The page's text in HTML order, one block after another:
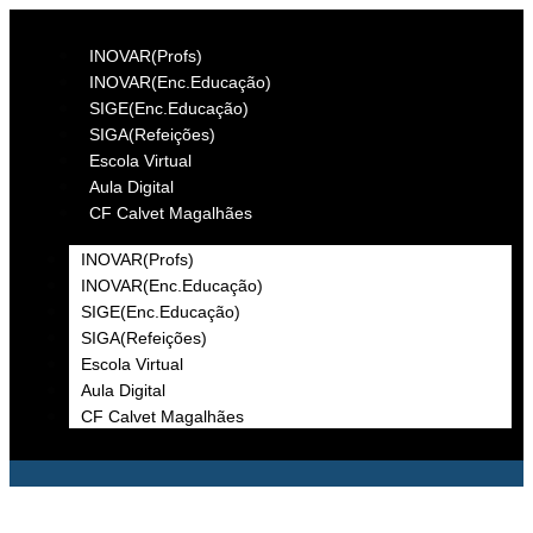
INOVAR(Profs)
INOVAR(Enc.Educação)
SIGE(Enc.Educação)
SIGA(Refeições)
Escola Virtual
Aula Digital
CF Calvet Magalhães
INOVAR(Profs)
INOVAR(Enc.Educação)
SIGE(Enc.Educação)
SIGA(Refeições)
Escola Virtual
Aula Digital
CF Calvet Magalhães